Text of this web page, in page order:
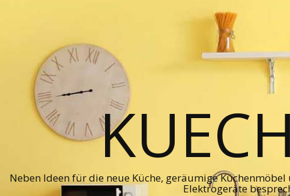
Neben Ideen für die neue Küche, geräumige
Elektrogeräte